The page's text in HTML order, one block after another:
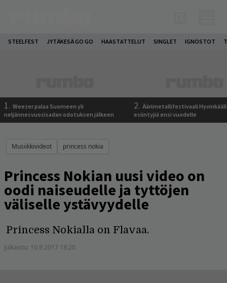
STEELFEST JYTÄKESÄ GO GO HAASTATTELUT SINGLET IGNOSTOT
1. Weezer palaa Suomeen yli
neljännesvuosisadan odotuksen jälkeen
2. Äärimetallifestivaali
esiintyjiä ensi vuodelle
Musiikkivideot princess nokia
Princess Nokian uusi video on
oodi naiseudelle ja tyttöjen
väliselle ystävyydelle
Princess Nokialla on Flavaa.
Julkaistu: 10.9.2017 18:20